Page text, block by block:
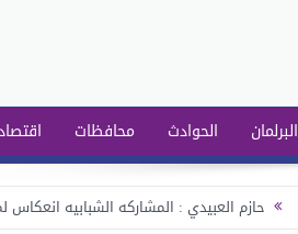
البرلمان الحوادث محافظات
حازم العبيدي : المشاركه الشبابيه